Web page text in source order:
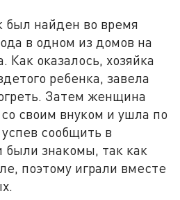
был найден во время
в одном из домов на
Как оказалось, хозяйка
ребенка, завела
Затем женщина
своим внуком и ушла по
сообщить в
знакомы, так как
поэтому играли вместе